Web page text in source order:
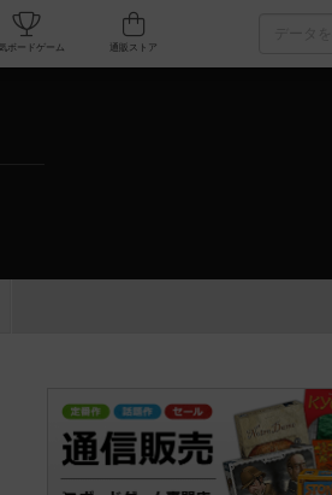
カフェ/店舗 人気ボードゲーム